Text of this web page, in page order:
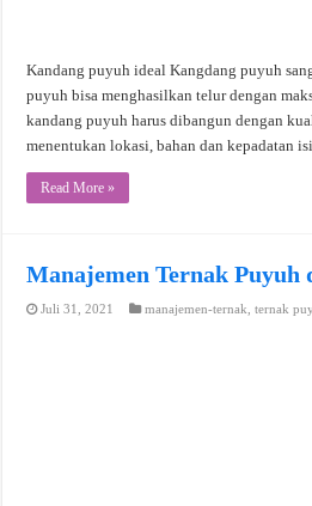
Kandang puyuh ideal Kangdang puyuh
puyuh bisa menghasilkan telur dengan
kandang puyuh harus dibangun dengan
menentukan lokasi, bahan dan kepadatan
Read More »
Manajemen Ternak
Juli 31, 2021 manajemen-ternak ,ternak